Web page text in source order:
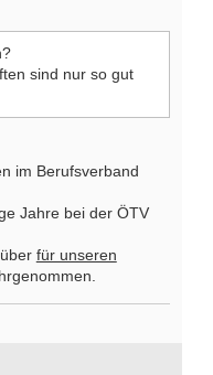
sind nur so gut
im Berufsverband
Jahre bei der ÖTV
für unseren